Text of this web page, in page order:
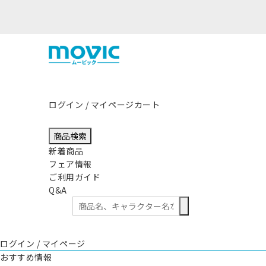
ログイン / マイページカート
商品検索
新着商品
フェア情報
ご利用ガイド
Q&A
ログイン / マイページ
おすすめ情報